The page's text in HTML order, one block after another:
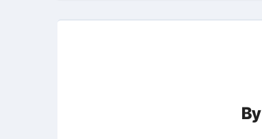
補聴器の選び方 完全
失敗しない「爪切り
失敗しない「カニ」
松前漬とは何か──北
スイーツ完全ガイドBy